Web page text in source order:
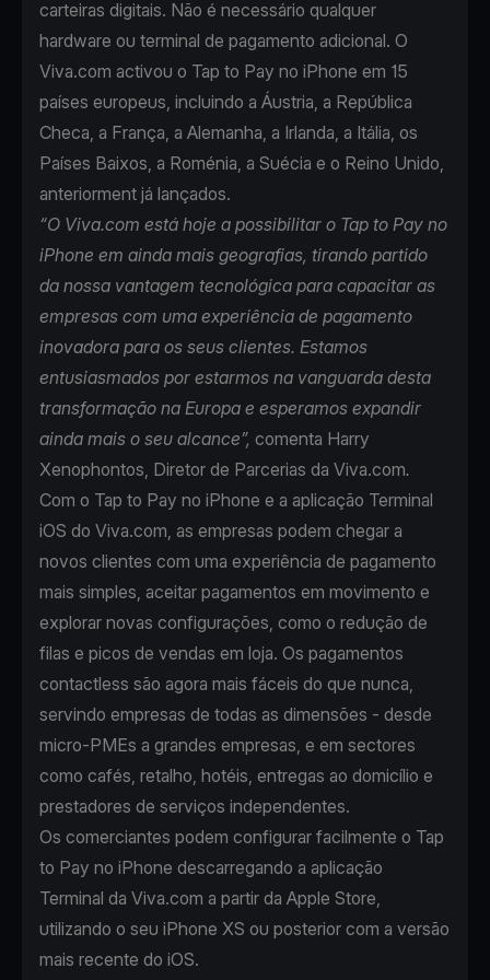
carteiras digitais. Não é necessário qualquer
hardware ou terminal de pagamento adicional. O
Viva.com activou o Tap to Pay no iPhone em 15
países europeus, incluindo a Áustria, a República
Checa, a França, a Alemanha, a Irlanda, a Itália, os
Países Baixos, a Roménia, a Suécia e o Reino Unido,
anteriorment já lançados.
“O Viva.com está hoje a possibilitar o Tap to Pay no
iPhone em ainda mais geografias, tirando partido
da nossa vantagem tecnológica para capacitar as
empresas com uma experiência de pagamento
inovadora para os seus clientes. Estamos
entusiasmados por estarmos na vanguarda desta
transformação na Europa e esperamos expandir
ainda mais o seu alcance”, comenta Harry
Xenophontos, Diretor de Parcerias da Viva.com.
Com o Tap to Pay no iPhone e a aplicação Terminal
iOS do Viva.com, as empresas podem chegar a
novos clientes com uma experiência de pagamento
mais simples, aceitar pagamentos em movimento e
explorar novas configurações, como o redução de
filas e picos de vendas em loja. Os pagamentos
contactless são agora mais fáceis do que nunca,
servindo empresas de todas as dimensões - desde
micro-PMEs a grandes empresas, e em sectores
como cafés, retalho, hotéis, entregas ao domicílio e
prestadores de serviços independentes.
Os comerciantes podem configurar facilmente o Tap
to Pay no iPhone descarregando a aplicação
Terminal da Viva.com a partir da Apple Store,
utilizando o seu iPhone XS ou posterior com a versão
mais recente do iOS.